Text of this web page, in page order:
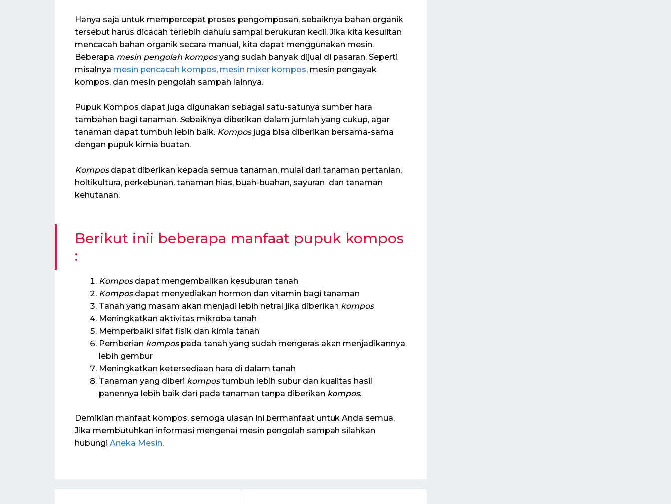
Hanya saja untuk mempercepat proses pengomposan, sebaiknya bahan organik
tersebut harus dicacah terlebih dahulu sampai berukuran kecil. Jika kita kesulitan
mencacah bahan organik secara manual, kita dapat menggunakan mesin.
Beberapa mesin pengolah komposyang sudah banyak dijual di pasaran. Seperti
misalnya mesin pencacah kompos, mesin mixer kompos, mesin pengayak
kompos, dan mesin pengolah sampah lainnya.
Pupuk Kompos dapat juga digunakan sebagai satu-satunya sumber hara
tambahan bagi tanaman. Sebaiknya diberikan dalam jumlah yang cukup, agar
tanaman dapat tumbuh lebih baik. Komposjuga bisa diberikan bersama-sama
dengan pupuk kimia buatan.
Komposdapat diberikan kepada semua tanaman, mulai dari tanaman pertanian,
holtikultura, perkebunan, tanaman hias, buah-buahan, sayuran dan tanaman
kehutanan.
Berikut inii beberapa manfaat pupuk kompos
:
Komposdapat mengembalikan kesuburan tanah
Komposdapat menyediakan hormon dan vitamin bagi tanaman
Tanah yang masam akan menjadi lebih netral jika diberikan kompos
Meningkatkan aktivitas mikroba tanah
Memperbaiki sifat fisik dan kimia tanah
Pemberian kompospada tanah yang sudah mengeras akan menjadikannya
lebih gembur
Meningkatkan ketersediaan hara di dalam tanah
Tanaman yang diberi kompostumbuh lebih subur dan kualitas hasil
panennya lebih baik dari pada tanaman tanpa diberikan kompos.
Demikian manfaat kompos, semoga ulasan ini bermanfaat untuk Anda semua.
Jika membutuhkan informasi mengenai mesin pengolah sampah silahkan
hubungi Aneka Mesin.